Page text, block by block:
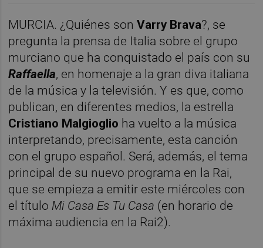
MURCIA. ¿Quiénes sonVarry Brava?, se
pregunta la prensa de Italia sobre el grupo
murciano que ha conquistado el país con su
Raffaella, en homenaje a la gran diva italiana
de la música y la televisión. Y es que, como
publican, en diferentes medios, la estrella
Cristiano Malgioglio ha vuelto a la música
interpretando, precisamente, esta canción
con el grupo español. Será, además, el tema
principal de su nuevo programa en la Rai,
que se empieza a emitir este miércoles con
el título Mi Casa Es Tu Casa (en horario de
máxima audiencia en la Rai2).